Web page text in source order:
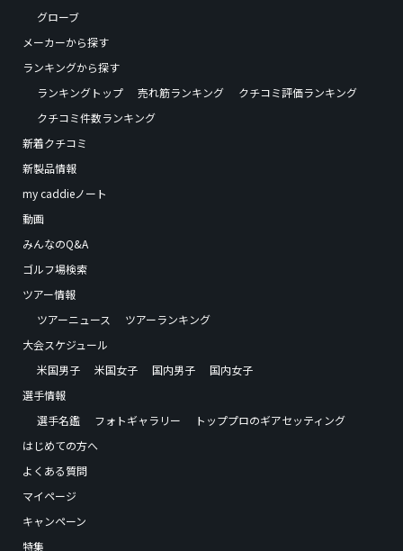
グローブ
メーカーから探す
ランキングから探す
ランキングトップ
売れ筋ランキング
クチコミ評価ランキング
クチコミ件数ランキング
新着クチコミ
新製品情報
my caddieノート
動画
みんなのQ&A
ゴルフ場検索
ツアー情報
ツアーニュース
ツアーランキング
大会スケジュール
米国男子
米国女子 国内男子
国内女子
選手情報
選手名鑑
フォトギャラリー
トッププロのギアセッティング
はじめての方へ
よくある質問
マイページ
キャンペーン
特集